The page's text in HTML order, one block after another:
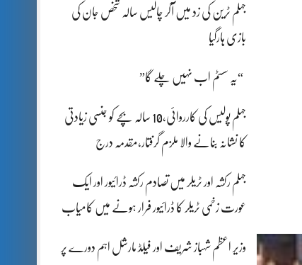
جہلم ٹرین کی زد میں آکر چالیس سالہ شخص جان کی
بازی ہارگیا
“یہ سسٹم اب نہیں چلے گا”
جہلم پولیس کی کارروائی،10 سالہ بچے کو جنسی زیادتی
کا نشانہ بنانے والا ملزم گرفتار،مقدمہ درج
جہلم رکشہ اور ٹریلر میں تصادم رکشہ ڈرائیور اور ایک
عورت زخمی ٹریلر کا ڈرائیور فرار ہونے میں کامیاب
وزیر اعظم شہباز شریف اور فیلڈ مارشل اہم دورے پر